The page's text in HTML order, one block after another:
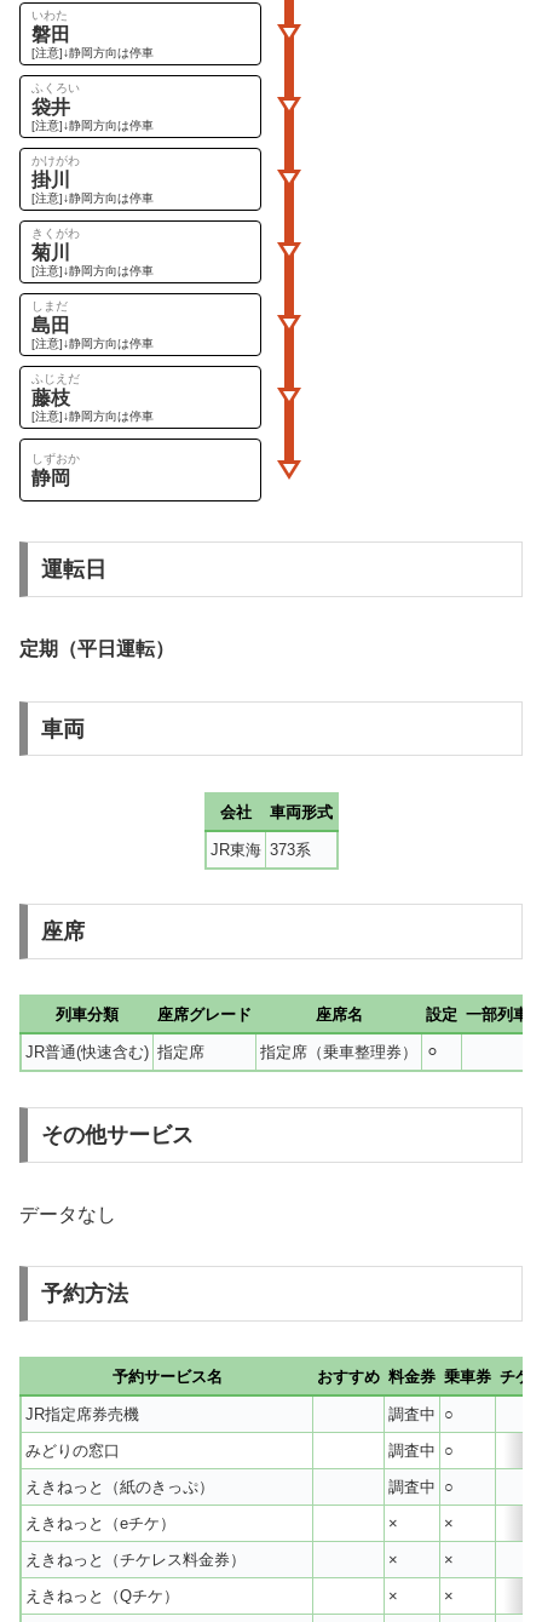
いわた
磐田
[注意]↓静岡方向は停車
ふくろい
袋井
[注意]↓静岡方向は停車
かけがわ
掛川
[注意]↓静岡方向は停車
きくがわ
菊川
[注意]↓静岡方向は停車
しまだ
島田
[注意]↓静岡方向は停車
ふじえだ
藤枝
[注意]↓静岡方向は停車
しずおか
静岡
運転日
定期（平日運転）
車両
会社 車両形式
JR東海 373系
座席
列車分類 座席グレード 座席名 設定 一部列車
JR普通(快速含む) 指定席 指定席（乗車整理券） ⚪︎
その他サービス
データなし
予約方法
予約サービス名 おすすめ 料金券 乗車券 チケ
JR指定席券売機 調査中 ○
みどりの窓口
調査中 ○
えきねっと（紙のきっぷ）
調査中 ○
えきねっと（eチケ）
×
×
えきねっと（チケレス料金券）
×
×
えきねっと（Qチケ）
×
×